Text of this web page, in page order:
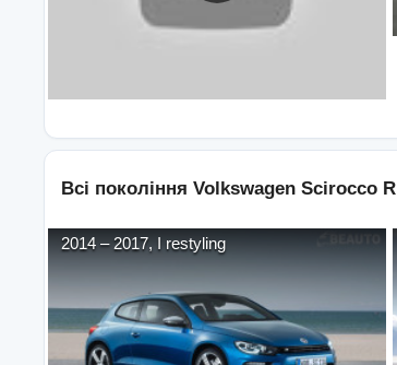
Всі покоління Volkswagen Scirocco R
2014 –2017, I restyling